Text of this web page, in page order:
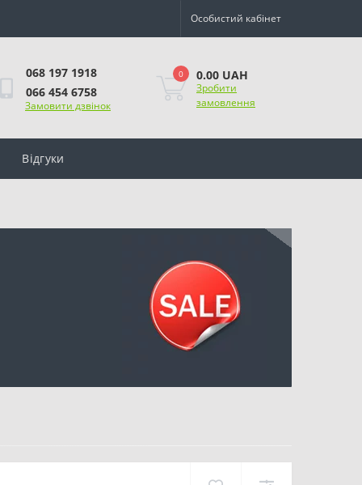
Особистий кабінет
068 197 1918
066 454 6758
Замовити дзвінок
0 0.00 UAH
Зробити
замовлення
Відгуки